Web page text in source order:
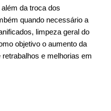
da troca dos
quando necessário a
limpeza geral do
objetivo o aumento da
e melhorias em